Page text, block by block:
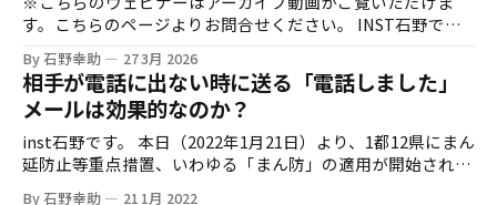
るまで追いかけ架電をするので、どうしても繋がりづらいか
たがリストに残っていくため、工数がかかってしまいます。
一方で、タイミングよく繋がった人は意向が高いので、そこ
を確実に面談につなげたい、というのが大きいですね。 実証
実験：3BDを使うチーム／使わないチームで比較 ミライユ様
では、INST
Podcastにシフトしたりして色々やっておりました。 AIの登
場でなぜブログを書かなくなったのか？というのは、生成AI
登場以降はネット上のコンテンツの殆どがAIが生成したもの
になってしまい、人間が書いたブログなんて書ける量も決ま
っているし、どんどん埋もれてしまっていくのではないか？
と思ったからです。 本当にブログはもうオワコンなのか？
ブログはもうオワコンなのか？ 世間一般的にはそうなのかも
しれないです。あまりブログを書く人も多くなくなりました
し、その昔は「アルファブロガー」という言葉もありました
す。こちらのページよりお問合せください。 INST石野で
のスタートがすぐそこまで迫っております。 新卒社員が入社
しないINSTではありますが、弊社は隠れた子沢山企業でし
て、各家庭2-4名のお子さんがいる関係でこの時期は卒業式
やら入学式、春休みなどで勤務シフトが賑やかになりがちで
微笑ましい限りです。 石野家の長男も早いもので中学を卒
業、春からは高校1年生となります。彼が4歳のときにINST
By 石野幸助 27 3月 2026
相手が電話に出ない時に送る「電話しました」
メールは効果的なのか？
inst石野です。 本日（2022年1月21日）より、1都12県にまん
延防止等重点措置、いわゆる「まん防」の適用が開始されま
By 石野幸助 21 1月 2022